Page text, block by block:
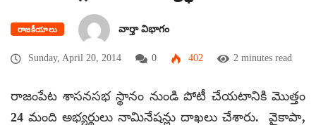
రాజకీయాలు వార్తా విభాగం
Sunday, April 20, 2014 0 402 2 minutes read
రాజంపేట శాసనసభ స్థానం నుండి పోటీ చేయటానికి మొత్తం
24 మంది అభ్యర్థులు నామినేషన్లు దాఖలు చేశారు. వైకాపా,